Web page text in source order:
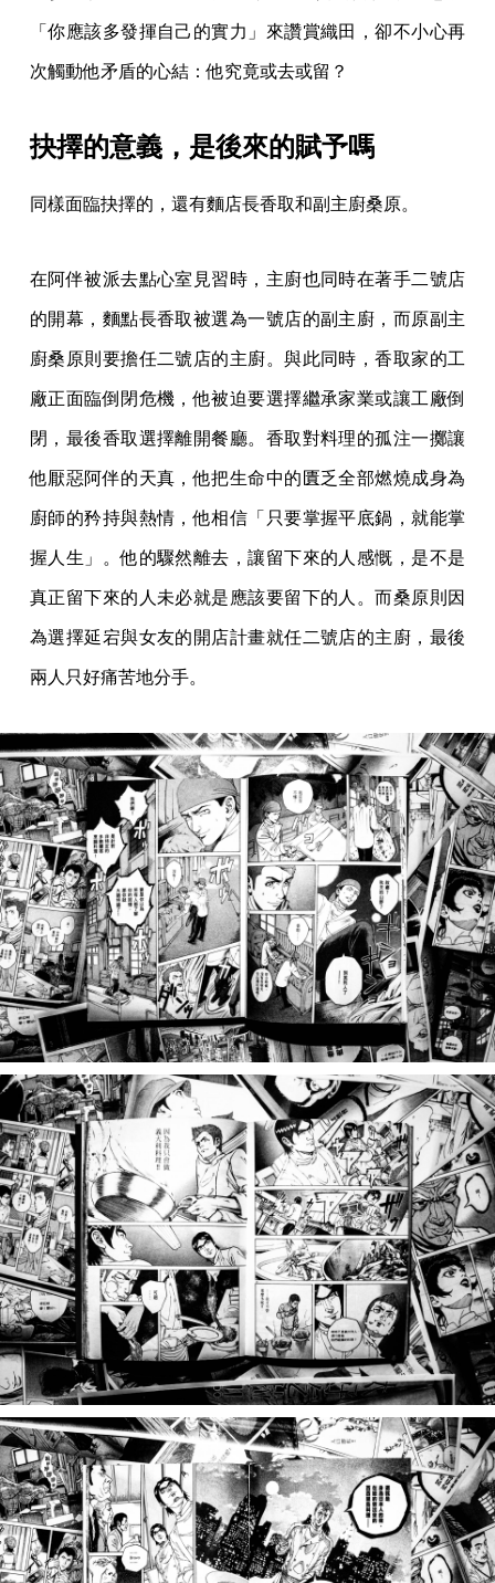
「你應該多發揮自己的實力」來讚賞織田，卻不小心再
次觸動他矛盾的心結：他究竟或去或留？
抉擇的意義，是後來的賦予嗎
同樣面臨抉擇的，還有麵店長香取和副主廚桑原。
在阿伴被派去點心室見習時，主廚也同時在著手二號店
的開幕，麵點長香取被選為一號店的副主廚，而原副主
廚桑原則要擔任二號店的主廚。與此同時，香取家的工
廠正面臨倒閉危機，他被迫要選擇繼承家業或讓工廠倒
閉，最後香取選擇離開餐廳。香取對料理的孤注一擲讓
他厭惡阿伴的天真，他把生命中的匱乏全部燃燒成身為
廚師的矜持與熱情，他相信「只要掌握平底鍋，就能掌
握人生」。他的驟然離去，讓留下來的人感慨，是不是
真正留下來的人未必就是應該要留下的人。而桑原則因
為選擇延宕與女友的開店計畫就任二號店的主廚，最後
兩人只好痛苦地分手。